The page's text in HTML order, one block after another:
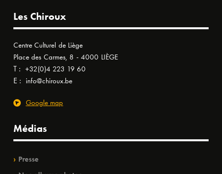
Les Chiroux
Centre Culturel de Liège
Place des Carmes, 8 - 4000 LIÈGE
T : +32(0)4 223 19 60
E : info@chiroux.be
Google map
Médias
Presse